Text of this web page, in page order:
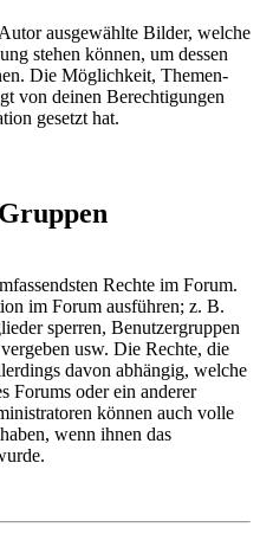
ausgewählte Bilder, welche
stehen können, um dessen
Die Möglichkeit, Themen-
von deinen Berechtigungen
gesetzt hat.
Rechte im Forum.
im Forum ausführen; z. B.
sperren, Benutzergruppen
usw. Die Rechte, die
davon abhängig, welche
Forums oder ein anderer
können auch volle
wenn ihnen das